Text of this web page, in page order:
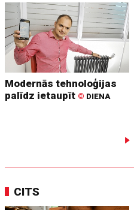
Modernās tehnoloģijas
palīdz ietaupīt © DIENA
CITS